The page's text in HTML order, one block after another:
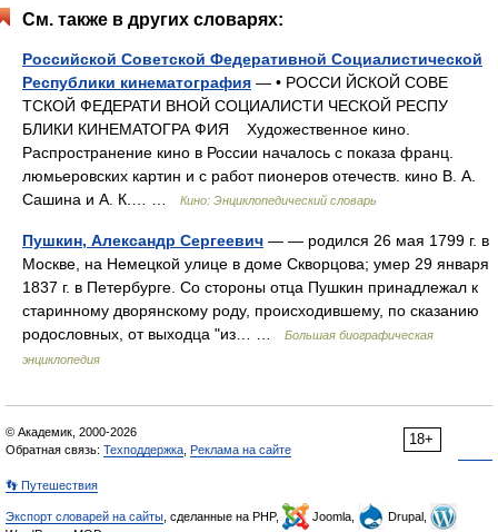
См. также в других словарях:
Российской Советской Федеративной Социалистической
Республики кинематография — • РОССИ ЙСКОЙ СОВЕ
ТСКОЙ ФЕДЕРАТИ ВНОЙ СОЦИАЛИСТИ ЧЕСКОЙ РЕСПУ
БЛИКИ КИНЕМАТОГРА ФИЯ Художественное кино.
Распространение кино в России началось с показа франц.
люмьеровских картин и с работ пионеров отечеств. кино В. А.
Сашина и А. К.… …
Кино: Энциклопедический словарь
Пушкин, Александр Сергеевич — — родился 26 мая 1799 г. в
Москве, на Немецкой улице в доме Скворцова; умер 29 января
1837 г. в Петербурге. Со стороны отца Пушкин принадлежал к
старинному дворянскому роду, происходившему, по сказанию
родословных, от выходца "из… …
Большая биографическая
энциклопедия
18+
© Академик, 2000-2026
Обратная связь: Техподдержка Реклама на сайте
👣 Путешествия
Экспорт словарей на сайты , сделанные на PHP, Joomla,
Drupal,